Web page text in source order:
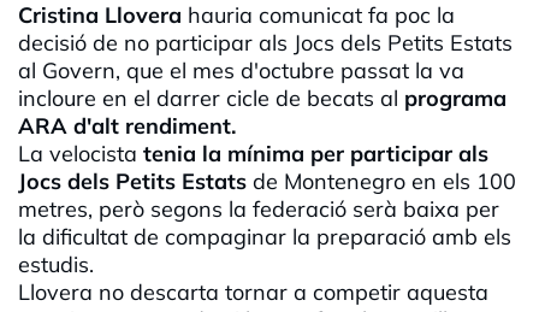
Cristina Llovera hauria comunicat fa poc la
decisió de no participar als Jocs dels Petits Estats
al Govern, que el mes d'octubre passat la va
incloure en el darrer cicle de becats al programa
ARA d'alt rendiment.
La velocista tenia la mínima per participar als
Jocs dels Petits Estats de Montenegro en els 100
metres, però segons la federació serà baixa per
la dificultat de compaginar la preparació amb els
estudis.
Llovera no descarta tornar a competir aquesta